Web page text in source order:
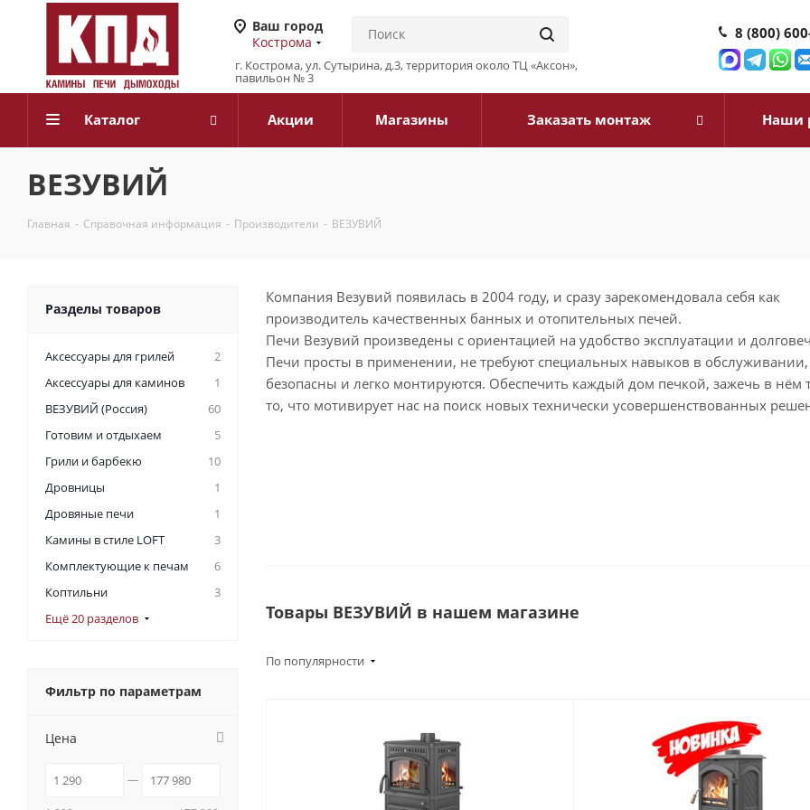
Ваш город
Кострома
г. Кострома, ул. Сутырина, д.3, территория около ТЦ «Аксон»,
павильон № 3
8 (800)
Каталог Акции Магазины Заказать монтаж Наши
ВЕЗУВИЙ
Главная - Справочная информация - Производители - ВЕЗУВИЙ
Компания Везувий появилась в 2004 году, и сразу зaрекомендовала себя как
производитель качeственных банных и отопительных пeчей.
Печи Везувий произведены с ориентацией на удобство эксплуатации и
Печи просты в применении, не требуют специальных навыков в обслуживании,
безопасны и легко монтируются. Обеспечить каждый дом печкой, зажечь в нём
то, что мотивирует нас на поиск новых технически усовершенствованных
Товары ВЕЗУВИЙ в нашем магазине
По популярности
Разделы товаров
Аксессуары для грилей
2
Аксессуары для каминов
1
ВЕЗУВИЙ (Россия)
60
Готовим и отдыхаем
5
Грили и барбекю
10
Дровницы
1
Дровяные печи
1
Камины в стиле LOFT
3
Комплектующие к печам
6
Коптильни
3
Ещё 20 разделов
Фильтр по параметрам
Цена